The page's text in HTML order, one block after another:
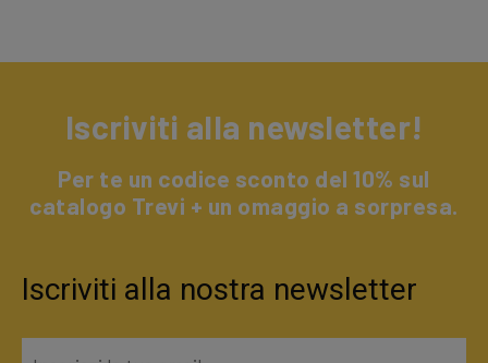
Iscriviti alla newsletter!
Per te un codice sconto del 10% sul
catalogo Trevi + un omaggio a sorpresa.
Iscriviti alla nostra newsletter